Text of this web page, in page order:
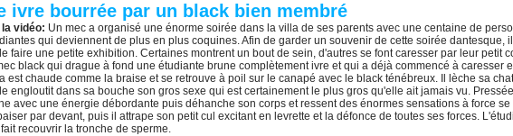
ivre bourrée par un black bien membré
vidéo: Un mec a organisé une énorme soirée dans la villa de ses parents avec une centaine de
qui deviennent de plus en plus coquines. Afin de garder un souvenir de cette soirée dantesque,
faire une petite exhibition. Certaines montrent un bout de sein, d'autres se font caresser par leur petit
black qui drague à fond une étudiante brune complètement ivre et qui a déjà commencé à caresser
est chaude comme la braise et se retrouve à poil sur le canapé avec le black ténébreux. Il lèche sa
engloutit dans sa bouche son gros sexe qui est certainement le plus gros qu'elle ait jamais vu.
avec une énergie débordante puis déhanche son corps et ressent des énormes sensations à force
par devant, puis il attrape son petit cul excitant en levrette et la défonce de toutes ses forces.
recouvrir la tronche de sperme.